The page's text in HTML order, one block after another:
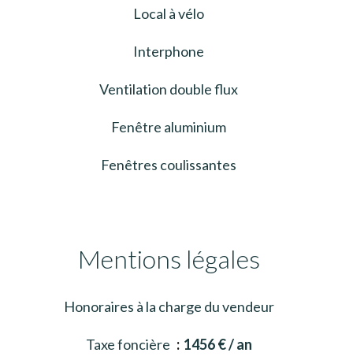
Local à vélo
Interphone
Ventilation double flux
Fenêtre aluminium
Fenêtres coulissantes
Mentions légales
Honoraires à la charge du vendeur
Taxe foncière 1456 € / an